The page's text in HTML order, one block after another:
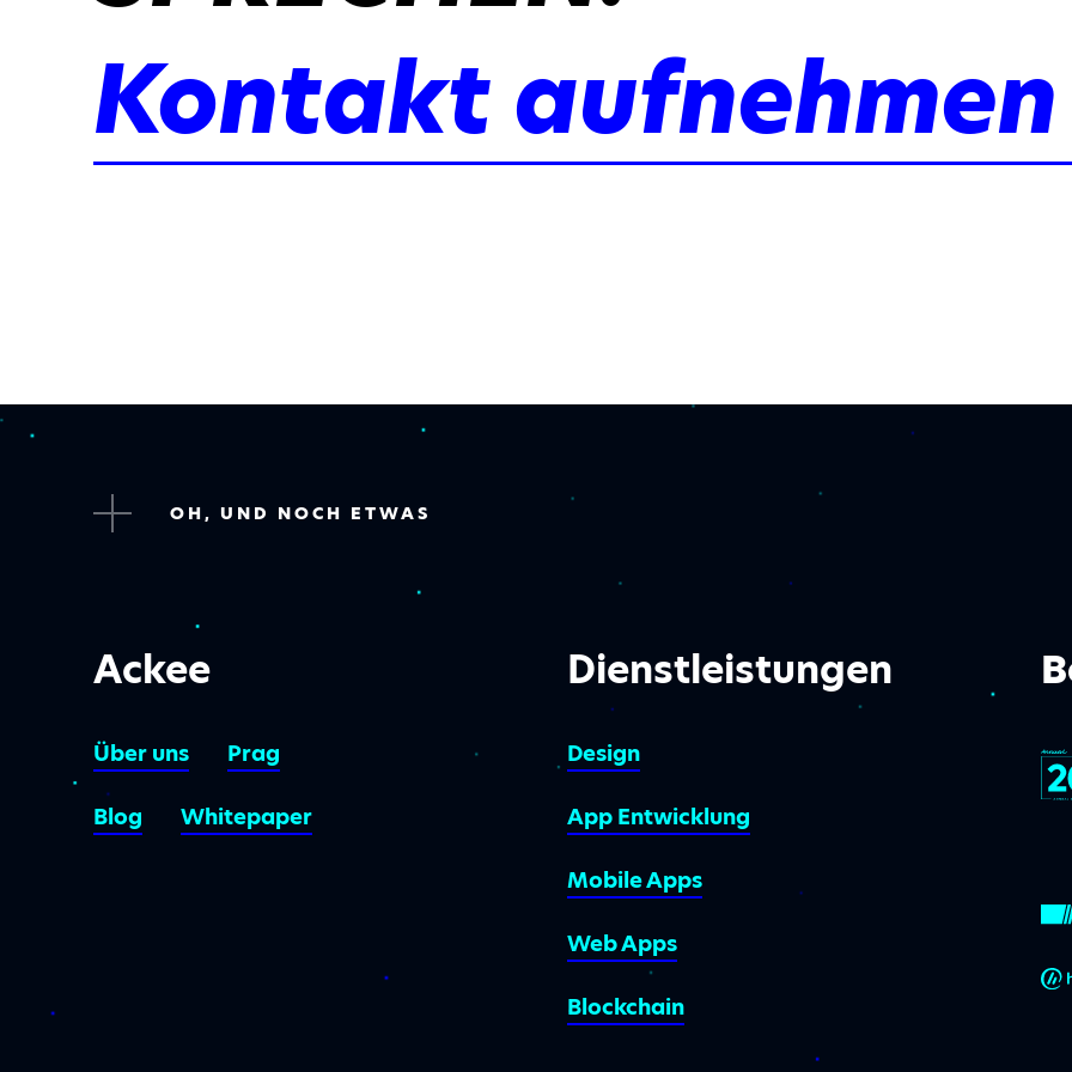
Kontakt
OH, UND NOCH ETWAS
Ackee
Über uns Prag
Blog Whitepaper
Dienstleistungen
Design
App Entwicklung
Mobile Apps
Web Apps
Blockchain